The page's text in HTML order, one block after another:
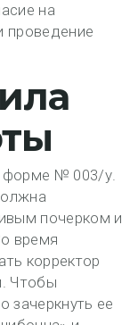
на
проведение
форме № 003/у.
почерком и
время
корректор
Чтобы
зачеркнуть ее